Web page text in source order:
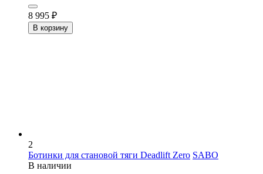
8 995 ₽
В корзину
2
Ботинки для становой тяги Deadlift Zero SABO
В наличии